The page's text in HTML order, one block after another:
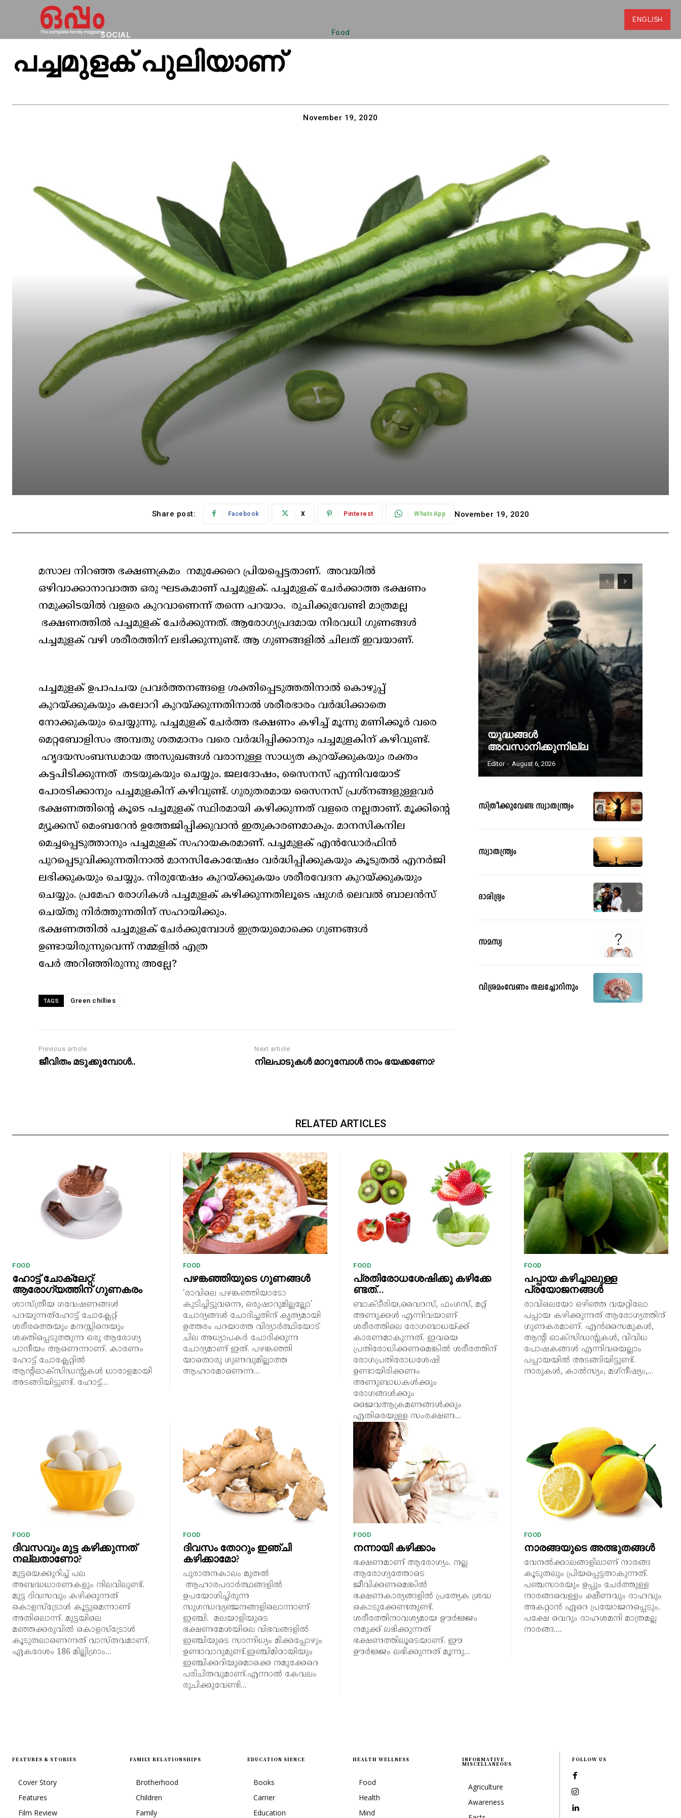
SOCIAL
ENGLISH
Food
പച്ചമുളക് പുലിയാണ്
November 19, 2020
Share post: Facebook X Pinterest WhatsApp November 19, 2020
മസാല നിറഞ്ഞ ഭക്ഷണക്രമം നമുക്കേറെ പ്രിയപ്പെട്ടതാണ്. അവയിൽ
ഒഴിവാക്കാനാവാത്ത ഒരു ഘടകമാണ് പച്ചമുളക്. പച്ചമുളക് ചേർക്കാത്ത ഭക്ഷണം
നമുക്കിടയിൽ വളരെ കുറവാണെന്ന് തന്നെ പറയാം. രുചിക്കുവേണ്ടി മാത്രമല്ല
ഭക്ഷണത്തിൽ പച്ചമുളക് ചേർക്കുന്നത്. ആരോഗ്യപ്രദമായ നിരവധി ഗുണങ്ങൾ
പച്ചമുളക് വഴി ശരീരത്തിന് ലഭിക്കുന്നുണ്ട്. ആ ഗുണങ്ങളിൽ ചിലത് ഇവയാണ്.
പച്ചമുളക് ഉപാപചയ പ്രവർത്തനങ്ങളെ ശക്തിപ്പെടുത്തതിനാൽ കൊഴുപ്പ്
കുറയ്ക്കുകയും കലോറി കുറയ്ക്കുന്നതിനാൽ ശരീരഭാരം വർദ്ധിക്കാതെ
നോക്കുകയും ചെയ്യുന്നു. പച്ചമുളക് ചേർത്ത ഭക്ഷണം കഴിച്ച് മൂന്നു മണിക്കൂർ വരെ
മെറ്റബോളിസം അമ്പതു ശതമാനം വരെ വർദ്ധിപ്പിക്കാനും പച്ചമുളകിന് കഴിവുണ്ട്.
ഹൃദയസംബന്ധമായ അസുഖങ്ങൾ വരാനുള്ള സാധ്യത കുറയ്ക്കുകയും രക്തം
കട്ടപിടിക്കുന്നത് തടയുകയും ചെയ്യും. ജലദോഷം, സൈനസ് എന്നിവയോട്
പോരടിക്കാനും പച്ചമുളകിന് കഴിവുണ്ട്. ഗുരുതരമായ സൈനസ് പ്രശ്നങ്ങളുള്ളവർ
ഭക്ഷണത്തിന്റെ കൂടെ പച്ചമുളക് സ്ഥിരമായി കഴിക്കുന്നത് വളരെ നല്ലതാണ്. മൂക്കിന്റെ
മ്യൂക്കസ് മെംബറേൻ ഉത്തേജിപ്പിക്കുവാൻ ഇതുകാരണമാകും. മാനസികനില
മെച്ചപ്പെടുത്താനും പച്ചമുളക് സഹായകരമാണ്. പച്ചമുളക് എൻഡോർഫിൻ
പുറപ്പെടുവിക്കുന്നതിനാൽ മാനസികോന്മേഷം വർദ്ധിപ്പിക്കുകയും കൂടുതൽ എനർജി
ലഭിക്കുകയും ചെയ്യും. നിരുന്മേഷം കുറയ്ക്കുകയം ശരീരവേദന കുറയ്ക്കുകയും
ചെയ്യും. പ്രമേഹ രോഗികൾ പച്ചമുളക് കഴിക്കുന്നതിലൂടെ ഷുഗർ ലെവൽ ബാലൻസ്
ചെയ്തു നിർത്തുന്നതിന് സഹായിക്കും.
ഭക്ഷണത്തിൽ പച്ചമുളക് ചേർക്കുമ്പോൾ ഇത്രയുമൊക്കെ ഗുണങ്ങൾ
ഉണ്ടായിരുന്നുവെന്ന് നമ്മളിൽ എത്ര
പേർ അറിഞ്ഞിരുന്നു അല്ലേ?
TAGS Green chillies
Previous article
ജീവിതം മടുക്കുമ്പോൾ..
Next article
നിലപാടുകൾ മാറുമ്പോൾ നാം ഭയക്കണോ?
യുദ്ധങ്ങൾ
അവസാനിക്കുന്നില്ല
Editor - August 6, 2026
സ്ത്രീക്കുവേണ്ട സ്വാതന്ത്ര്യം
സ്വാതന്ത്ര്യം
ദാരിദ്ര്യം
സമസ്യ
വിശ്രമംവേണം തലച്ചോറിനും
RELATED ARTICLES
FOOD
ഹോട്ട് ചോക്ലേറ്റ്:
ആരോഗ്യത്തിന് ഗുണകരം
ശാസ്ത്രീയ ഗവേഷണങ്ങൾ
പറയുന്നത്ഹോട്ട് ചോക്ലേറ്റ്
ശരീരത്തെയും മനസ്സിനെയും
ശക്തിപ്പെടുത്തുന്ന ഒരു ആരോഗ്യ
പാനീയം ആണെന്നാണ്. കാരണം
ഹോട്ട് ചോക്ലേറ്റിൽ
ആന്റിഓക്സിഡന്റുകൾ ധാരാളമായി
അടങ്ങിയിട്ടുണ്ട്. ഹോട്ട്...
FOOD
പഴങ്കഞ്ഞിയുടെ ഗുണങ്ങൾ
'രാവിലെ പഴങ്കഞ്ഞിയാടോ
കുടിച്ചിട്ടുവന്നെ, ഒരുഷാറുമില്ലല്ലോ'
ചോദ്യങ്ങൾ ചോദിച്ചതിന് കൃത്യമായി
ഉത്തരം പറയാത്ത വിദ്യാർത്ഥിയോട്
ചില അധ്യാപകർ ചോദിക്കുന്ന
ചോദ്യമാണ് ഇത്. പഴങ്കഞ്ഞി
യാതൊരു ഗുണവുമില്ലാത്ത
ആഹാരമാണെന്ന...
FOOD
പ്രതിരോധശേഷിക്കു കഴിക്കേ
ണ്ടത്…
ബാക്ടീരിയ,വൈറസ്, ഫംഗസ്, മറ്റ്
അണുക്കൾ എന്നിവയാണ്
ശരീരത്തിലെ രോഗബാധയ്ക്ക്
കാരണമാകുന്നത്. ഇവയെ
പ്രതിരോധിക്കണമെങ്കിൽ ശരീരത്തിന്
രോഗപ്രതിരോധശേഷി
ഉണ്ടായിരിക്കണം
അണുബാധകൾക്കും
രോഗങ്ങൾക്കും
ജൈവആക്രമണങ്ങൾക്കും
എതിരെയുള്ള സംരക്ഷണ...
FOOD
പപ്പായ കഴിച്ചാലുള്ള
പ്രയോജനങ്ങൾ
രാവിലെയോ ഒഴിഞ്ഞ വയറ്റിലോ
പപ്പായ കഴിക്കുന്നത് ആരോഗ്യത്തിന്
ഗുണകരമാണ്. എൻസൈമുകൾ,
ആന്റി ഓക്സിഡന്റുകൾ, വിവിധ
പോഷകങ്ങൾ എന്നിവയെല്ലാം
പപ്പായയിൽ അടങ്ങിയിട്ടുണ്ട്.
നാരുകൾ, കാൽസ്യം, മഗ്‌നീഷ്യം,...
FOOD
ദിവസവും മുട്ട കഴിക്കുന്നത്
നല്ലതാണോ?
മുട്ടയെക്കുറിച്ച് പല
അബദ്ധധാരണകളും നിലവിലുണ്ട്.
മുട്ട ദിവസവും കഴിക്കുന്നത്
കൊളസ്ട്രോൾ കൂട്ടുമെന്നാണ്
അതിലൊന്ന്. മുട്ടയിലെ
മഞ്ഞക്കരുവിൽ കൊളസ്ട്രോൾ
കൂടുതലാണെന്നത് വാസ്തവമാണ്.
ഏകദേശം 186 മില്ലിഗ്രാം...
FOOD
ദിവസം തോറും ഇഞ്ചി
കഴിക്കാമോ?
പുരാതനകാലം മുതൽ
ആഹാരപദാർത്ഥങ്ങളിൽ
ഉപയോഗിച്ചിരുന്ന
സുഗന്ധവ്യഞ്ജനങ്ങളിലൊന്നാണ്
ഇഞ്ചി. മലയാളിയുടെ
ഭക്ഷണമേശയിലെ വിഭവങ്ങളിൽ
ഇഞ്ചിയുടെ സാന്നിധ്യം മിക്കപ്പോഴും
ഉണ്ടാവാറുമുണ്ട്.ഇഞ്ചിമിഠായിയും
ഇഞ്ചിക്കറിയുമൊക്കെ നമുക്കേറെ
പരിചിതവുമാണ്.എന്നാൽ കേവലം
രുചിക്കുവേണ്ടി...
FOOD
നന്നായി കഴിക്കാം
ഭക്ഷണമാണ് ആരോഗ്യം. നല്ല
ആരോഗ്യത്തോടെ
ജീവിക്കണമെങ്കിൽ
ഭക്ഷണകാര്യങ്ങളിൽ പ്രത്യേക ശ്രദ്ധ
കൊടുക്കേണ്ടതുണ്ട്.
ശരീരത്തിനാവശ്യമായ ഊർജ്ജം
നമുക്ക് ലഭിക്കുന്നത്
ഭക്ഷണത്തിലൂടെയാണ്. ഈ
ഊർജ്ജം ലഭിക്കുന്നത് മൂന്നു...
FOOD
നാരങ്ങയുടെ അത്ഭുതങ്ങൾ
വേനൽക്കാലങ്ങളിലാണ് നാരങ്ങ
കൂടുതലും പ്രിയപ്പെട്ടതാകുന്നത്.
പഞ്ചസാരയും ഉപ്പും ചേർത്തുള്ള
നാരങ്ങവെള്ളം ക്ഷീണവും ദാഹവും
അകറ്റാൻ ഏറെ പ്രയോജനപ്പെടും.
പക്ഷേ വെറും ദാഹശമനി മാത്രമല്ല
നാരങ്ങ....
FEATURES & STORIES
Cover Story
Features
Film Review
FAMILY RELATIONSHIPS
Brotherhood
Children
Family
EDUCATION SIENCE
Books
Carrier
Education
HEALTH WELLNESS
Food
Health
Mind
INFORMATIVE
MISCELLANEOUS
Agriculture
Awareness
FOLLOW US